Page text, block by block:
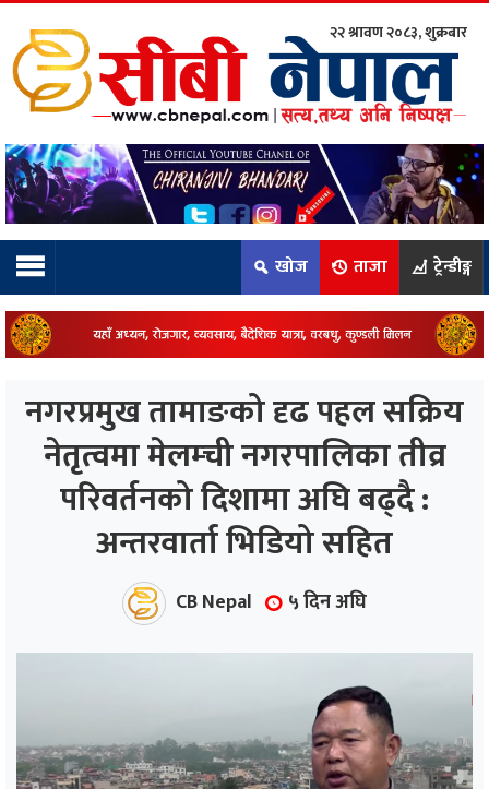
टिम:
२२ श्रावण २०८३, शुक्रबार
खोज ताजा ट्रेन्डीङ्ग
नगरप्रमुख तामाङको दृढ पहल सक्रिय
नेतृत्वमा मेलम्ची नगरपालिका तीव्र
परिवर्तनको दिशामा अघि बढ्दै :
अन्तरवार्ता भिडियो सहित
CB Nepal ५ दिन अघि